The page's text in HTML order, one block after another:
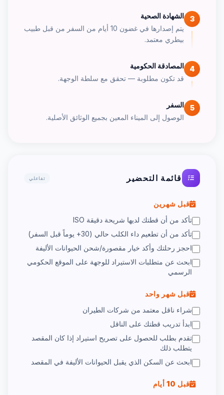
3
الشهادة الصحية
يتم إصدارها في غضون 10 أيام من السفر من قبل طبيب
بيطري معتمد.
4
المصادقة الحكومية
قد تكون مطلوبة — تحقق مع سلطة الوجهة.
5
السفر
الوصول إلى الميناء المعين بجميع الوثائق الأصلية.
قائمة التحضير تفاعلي
قبل شهرين
تأكد من أن قطتك لديها شريحة دقيقة ISO
تأكد من أن تطعيم داء الكلب حالي (30+ يوماً قبل السفر)
احجز رحلتك وأكد خيار مقصورة/شحن الحيوانات الأليفة
ابحث عن متطلبات الاستيراد للوجهة على الموقع الحكومي
الرسمي
قبل شهر واحد
شراء ناقل معتمد من شركات الطيران
ابدأ تدريب قطتك على الناقل
تقدم بطلب للحصول على تصريح استيراد إذا كان المقصد
يتطلب ذلك
ابحث عن السكن الذي يقبل الحيوانات الأليفة في المقصد
قبل 10 أيام